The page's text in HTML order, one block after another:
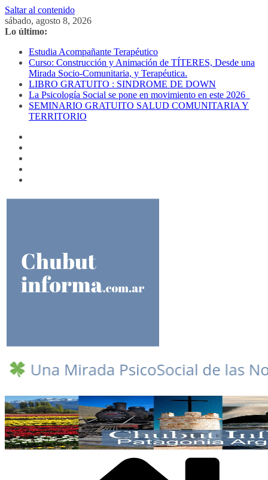
Saltar al contenido
sábado, agosto 8, 2026
Lo último:
Estudia Acompañante Terapéutico
Curso: Construcción y Animación de TÍTERES, Desde una
Mirada Socio-Comunitaria, y Terapéutica.
LIBRO GRATUITO : SINDROME DE DOWN
La Psicología Social se pone en movimiento en este 2026
SEMINARIO GRATUITO SALUD COMUNITARIA Y
TERRITORIO